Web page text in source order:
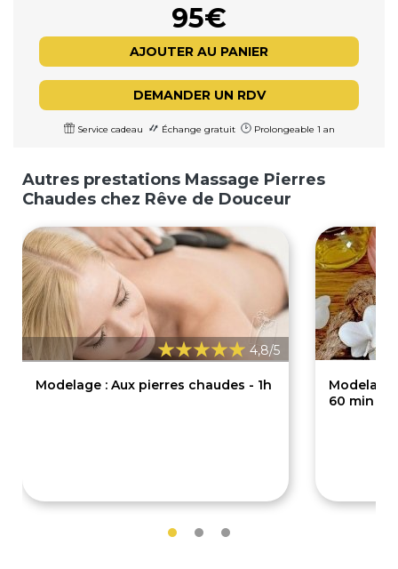
95€
AJOUTER AU PANIER
DEMANDER UN RDV
Service cadeau Échange gratuit Prolongeable 1 an
Autres prestations Massage Pierres
Chaudes chez Rêve de Douceur
4,8/5
Modelage : Aux pierres chaudes - 1h
60 min